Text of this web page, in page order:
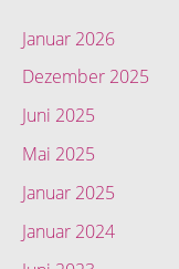
Januar 2026
Dezember 2025
Juni 2025
Mai 2025
Januar 2025
Januar 2024